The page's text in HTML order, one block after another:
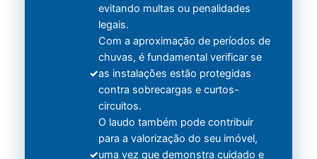
evitando multas ou penalidades
legais.
Com a aproximação de períodos de
chuvas, é fundamental verificar se
as instalações estão protegidas
contra sobrecargas e curtos-
circuitos.
O laudo também pode contribuir
para a valorização do seu imóvel,
uma vez que demonstra cuidado e